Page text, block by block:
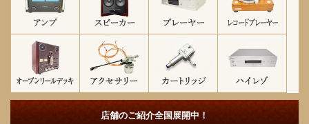
店舗のご紹介全国展開中！